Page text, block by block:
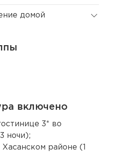
домой
включено
3* во
ночи);
районе (1